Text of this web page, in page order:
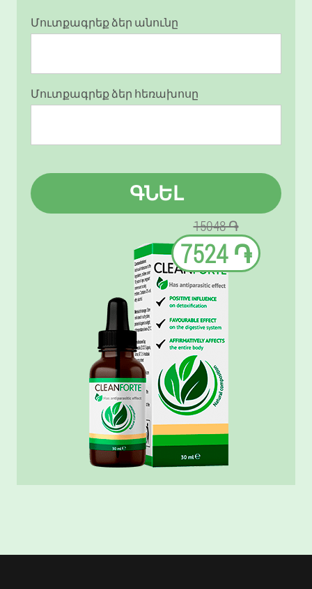
Մուտքագրեք ձեր անունը
Մուտքագրեք ձեր հեռախոսը
ԳՆԵԼ
15048 ֏
7524 ֏